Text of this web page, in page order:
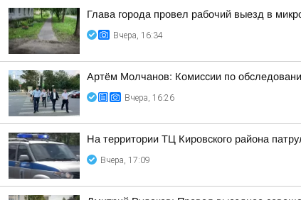
Глава города провел рабочий выезд в
Вчера, 16:34
Артём Молчанов: Комиссии по
Вчера, 16:26
На территории ТЦ Кировского района
Вчера, 17:09